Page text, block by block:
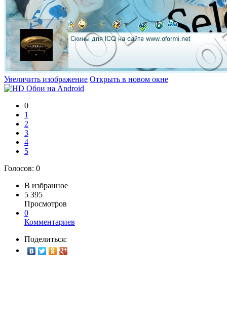
Увеличить изображение Открыть в новом окне
0
1
2
3
4
5
Голосов: 0
В избранное
5 395
Просмотров
0
Комментариев
Поделиться: